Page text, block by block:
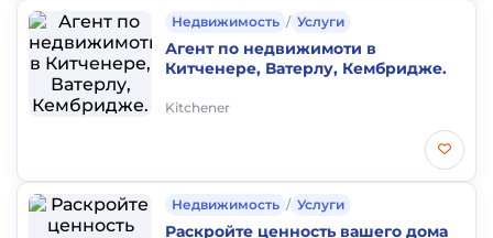
Недвижимость / Услуги
Агент по недвижимоти в
Китченере, Ватерлу, Кембридже.
Kitchener
Недвижимость / Услуги
Раскройте ценность вашего дома